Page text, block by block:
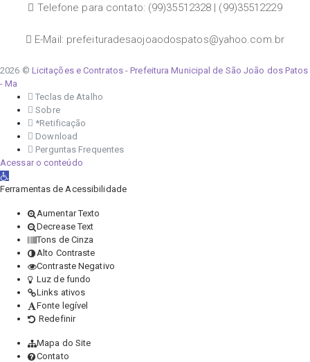
Telefone para contato: (99)35512328 | (99)35512229
E-Mail: prefeituradesaojoaodospatos@yahoo.com.br
2026 © Licitações e Contratos - Prefeitura Municipal de São João dos Patos
- Ma
Teclas de Atalho
Sobre
*Retificação
Download
Perguntas Frequentes
Acessar o conteúdo
Abrir a barra de ferramentas
Ferramentas de Acessibilidade
Aumentar Texto
Decrease Text
Tons de Cinza
Alto Contraste
Contraste Negativo
Luz de fundo
Links ativos
Fonte legível
Redefinir
Mapa do Site
Contato